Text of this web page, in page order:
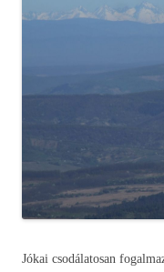
Jókai csodálatosan